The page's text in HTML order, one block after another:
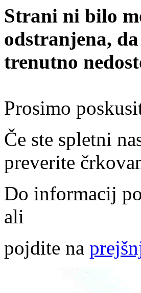
Strani ni bilo
odstranjena,
trenutno
Prosimo
Če ste spletni
preverite
Do informacij
ali
pojdite na